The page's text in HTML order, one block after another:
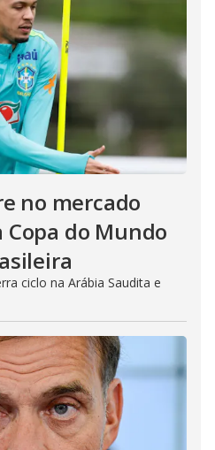
no mercado
do Mundo
ciclo na Arábia Saudita e